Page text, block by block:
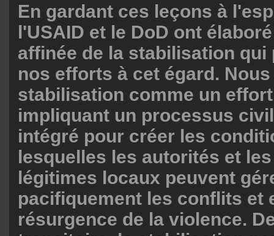
En gardant ces leçons à
l'USAID et le DoD ont
affinée de la stabilisation qui
nos efforts à cet égard.
stabilisation comme un
impliquant un processus
intégré pour créer les
lesquelles les autorités et
légitimes locaux peuvent
pacifiquement les conflits et
résurgence de la violence.